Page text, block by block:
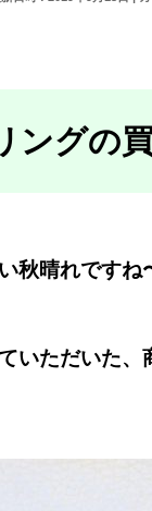
ングの
秋晴れですね
いただいた、